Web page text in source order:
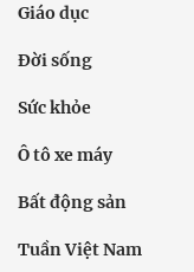
Giáo dục
Đời sống
Sức khỏe
Ô tô xe máy
Bất động sản
Tuần Việt Nam